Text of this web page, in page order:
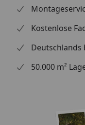
6,8 x 6,8 cm
Podesthöhe 125
Satteldach aus
Inkl. Leiter
Bei diesem Set
Kostenlose
Deutschlands
50.000 m²